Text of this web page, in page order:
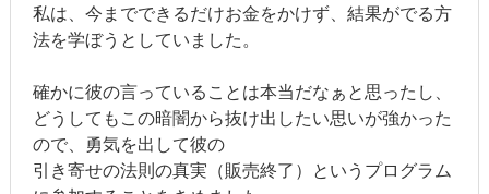
私は、今までできるだけお金をかけず、結果がでる方
法を学ぼうとしていました。
確かに彼の言っていることは本当だなぁと思ったし、
どうしてもこの暗闇から抜け出したい思いが強かった
ので、勇気を出して彼の
引き寄せの法則の真実（販売終了）というプログラム